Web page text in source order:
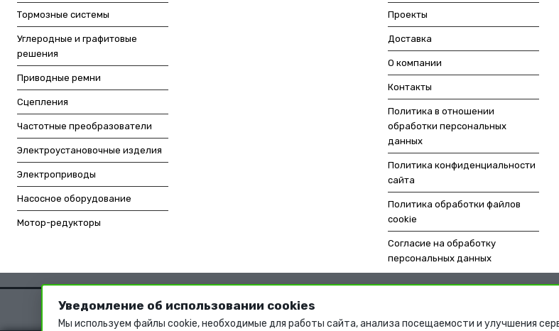
Тормозные системы
Углеродные и графитовые
решения
Приводные ремни
Сцепления
Частотные преобразователи
Электроустановочные изделия
Электроприводы
Насосное оборудование
Мотор-редукторы
Проекты
Доставка
О компании
Контакты
Политика в отношении
обработки персональных
данных
Политика конфиденциальности
сайта
Политика обработки файлов
cookie
Согласие на обработку
персональных данных
Уведомление об использовании cookies
Мы используем файлы cookie, необходимые для работы сайта, анализа посещаемости и улучшения